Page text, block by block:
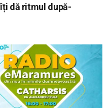
dă ritmul după-